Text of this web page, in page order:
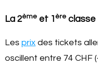
La 2ème et 1 ère classe
Les prix des tickets
oscillent entre 74 CHF